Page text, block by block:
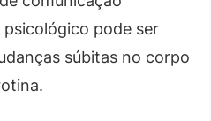
pode ser
súbitas no corpo